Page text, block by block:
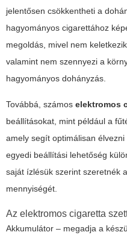
jelentősen csökkentheti a
hagyományos cigarettához
megoldás, mivel nem
valamint nem szennyezi a
hagyományos dohányzás.
Továbbá, számos elektromos
beállításokat, mint például a
amely segít optimálisan
egyedi beállítási lehetőség
saját ízlésük szerint szeretnék
mennyiségét.
Az elektromos cigaretta
Akkumulátor – megadja a